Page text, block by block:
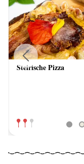
Steirische Pizza
Previous